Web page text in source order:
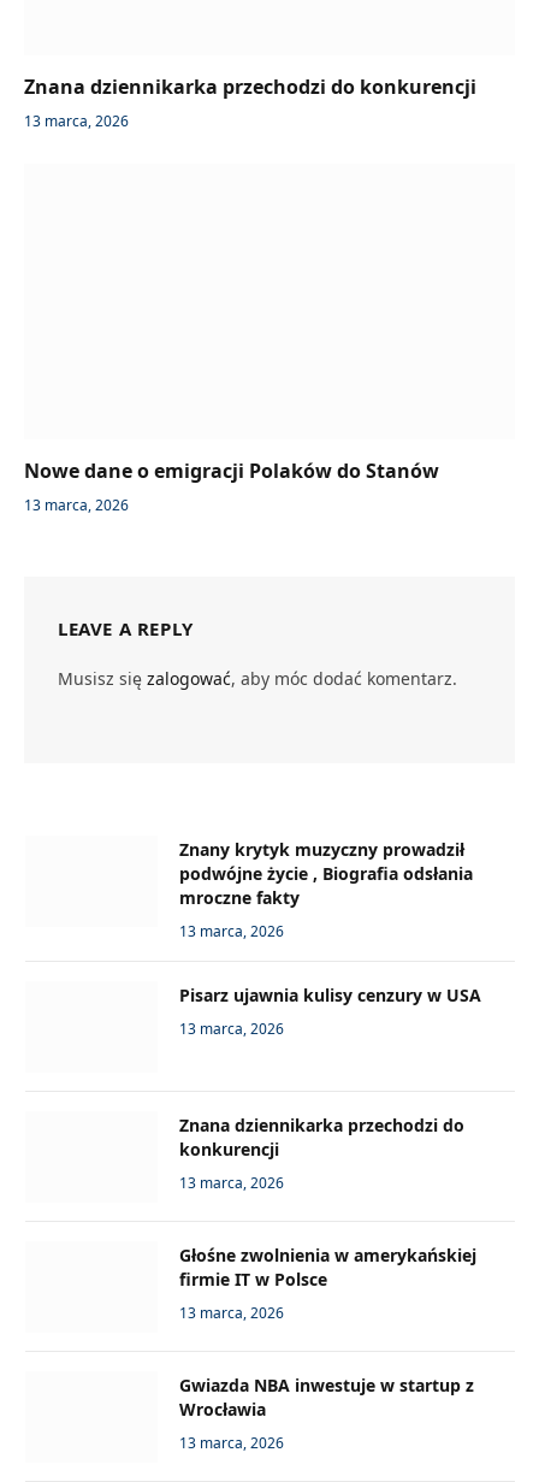
Znana dziennikarka przechodzi do konkurencji
13 marca, 2026
Nowe dane o emigracji Polaków do Stanów
13 marca, 2026
LEAVE A REPLY
Musisz się zalogować, aby móc dodać komentarz.
Znany krytyk muzyczny prowadził
podwójne życie , Biografia odsłania
mroczne fakty
13 marca, 2026
Pisarz ujawnia kulisy cenzury w USA
13 marca, 2026
Znana dziennikarka przechodzi do
konkurencji
13 marca, 2026
Głośne zwolnienia w amerykańskiej
firmie IT w Polsce
13 marca, 2026
Gwiazda NBA inwestuje w startup z
Wrocławia
13 marca, 2026